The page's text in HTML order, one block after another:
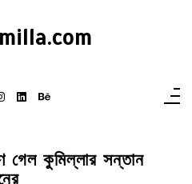
গেল কুমিল্লার সন্তান